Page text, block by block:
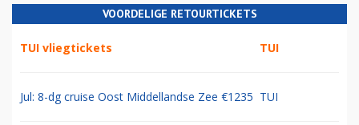
VOORDELIGE RETOURTICKETS
TUI vliegtickets TUI
Jul: 8-dg cruise Oost Middellandse Zee €1235 TUI